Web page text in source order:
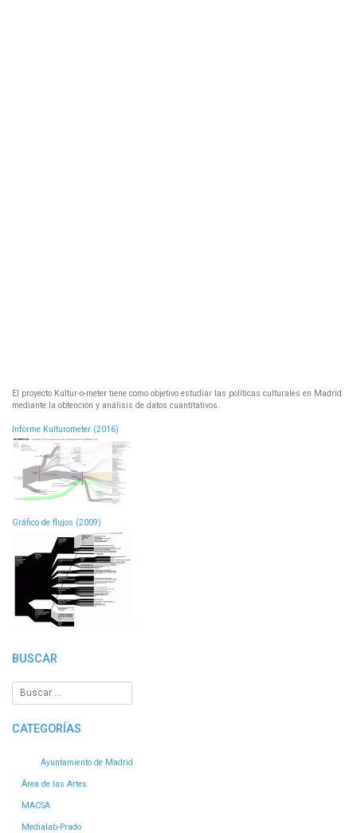
El proyecto Kultur-o-meter tiene como objetivo estudiar las políticas culturales en Madrid
mediante la obtención y análisis de datos cuantitativos.
Informe Kulturometer (2016)
Gráfico de flujos (2009)
BUSCAR
CATEGORÍAS
Ayuntamiento de Madrid
Área de las Artes
MACSA
Medialab-Prado